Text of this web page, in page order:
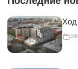
Ход